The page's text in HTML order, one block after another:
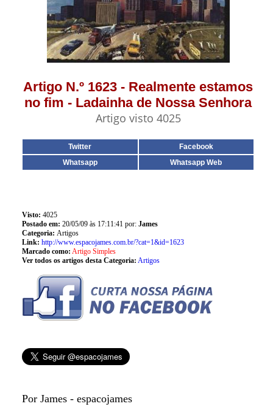
Artigo N.º 1623 - Realmente estamos
no fim - Ladainha de Nossa Senhora
Artigo visto 4025
Twitter
Facebook
Whatsapp
Whatsapp Web
Visto: 4025
Postado em: 20/05/09 às 17:11:41 por: James
Categoria: Artigos
Link: http://www.espacojames.com.br/?cat=1&id=1623
Marcado como: Artigo Simples
Ver todos os artigos desta Categoria: Artigos
Por James - espacojames